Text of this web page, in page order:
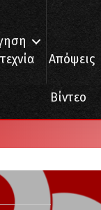
Απόψεις
Βίντεο